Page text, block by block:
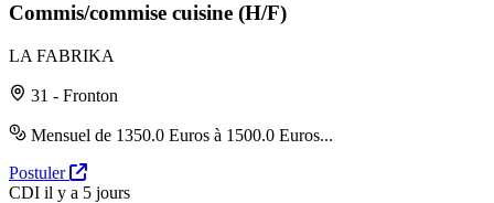
Commis/commise cuisine (H/F)
LA FABRIKA
31 - Fronton
Mensuel de 1350.0 Euros à 1500.0 Euros...
Postuler
CDI il y a 5 jours